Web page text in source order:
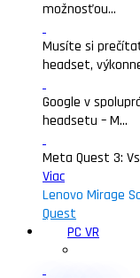
možnosťou...
Musíte si
headset,
Google v
headsetu – M...
Meta Quest 3:
Viac
Lenovo Mirage
Quest
PC VR